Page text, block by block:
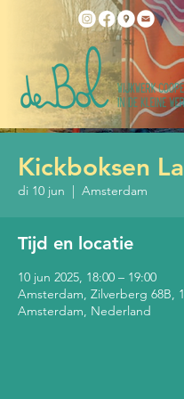
Kickboksen
di 10 jun
  |
Amsterdam
Tijd en locatie
10 jun 2025, 18:00 – 19:00
Amsterdam, Zilverberg 68B,
Amsterdam, Nederland